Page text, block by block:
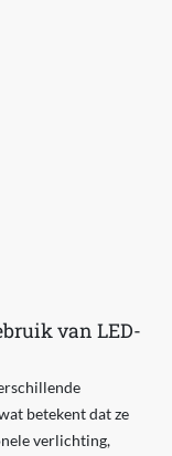
van LED-
betekent dat ze
verlichting,